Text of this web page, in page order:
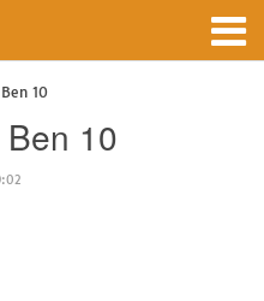
10
10